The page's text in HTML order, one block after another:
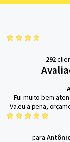
292
Fui muito bem
Valeu a pena,
para